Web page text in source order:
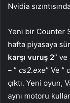
Nvidia
Yeni bir Counter
hafta piyasaya
karşı vuruş 2”
– ” cs2.exe” Ve ”
çıktı. Yeni oyun,
aynı motoru